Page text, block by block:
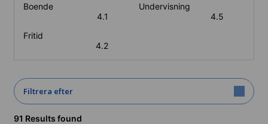
Boende
4.1
Undervisning
4.5
Fritid
4.2
Filtrera efter
91 Results found